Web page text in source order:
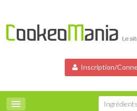
Inscription/